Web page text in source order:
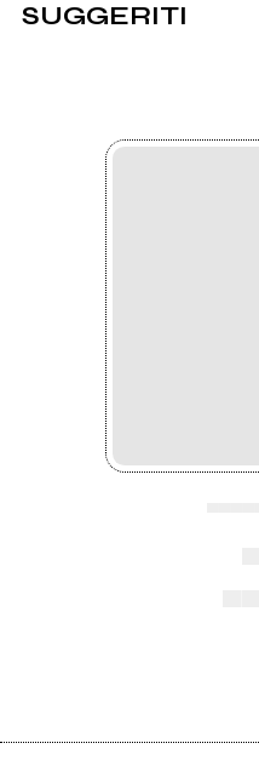
SUGGERITI